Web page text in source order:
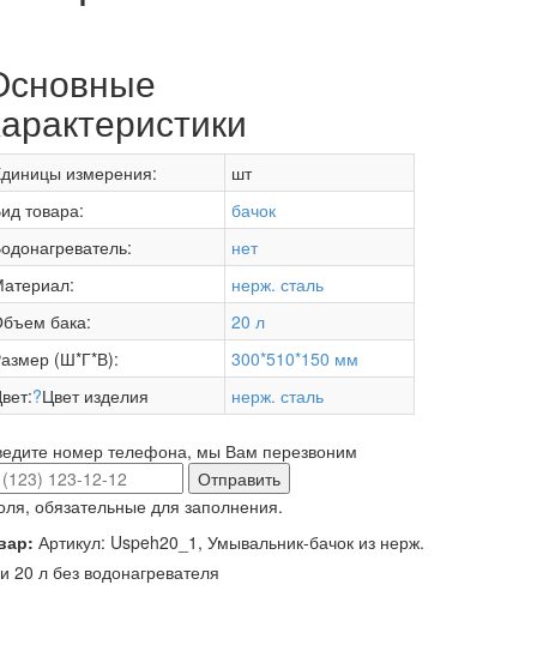
измерения:
шт
товара:
бачок
нет
нерж. сталь
бака:
20 л
(Ш*Г*В):
300*510*150 мм
?Цвет изделия нерж. сталь
номер телефона, мы Вам перезвоним
Отправить
обязательные для заполнения.
Артикул: Uspeh20_1, Умывальник-бачок из нерж.
20 л без водонагревателя